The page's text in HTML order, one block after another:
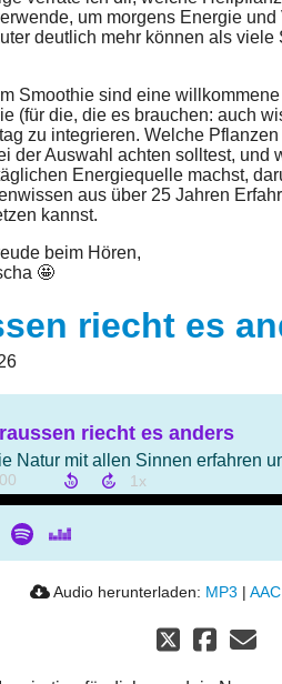
um morgens Energie
deutlich mehr können als viele
Smoothie sind eine
(für die, die es brauchen: auch
zu integrieren. Welche
der Auswahl achten solltest, und
Energiequelle machst,
aus über 25 Jahren
kannst.
beim Hören,
🤩
riecht es
riecht es anders
Audio herunterladen: MP3 | AAC